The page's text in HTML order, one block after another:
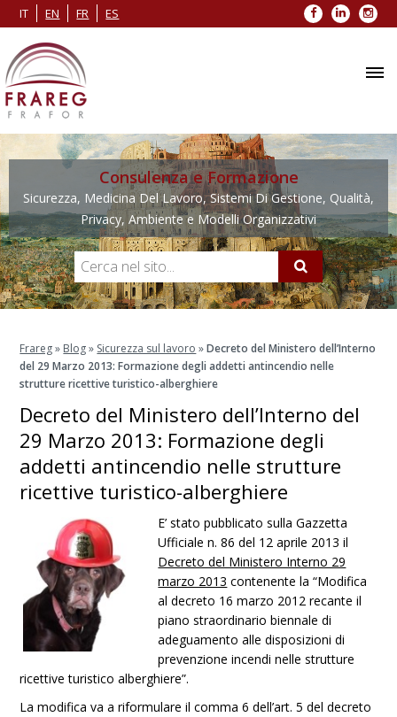
IT EN FR ES Facebook
LinkedIn
Consulenza e Formazione
Sicurezza, Medicina Del Lavoro, Sistemi Di Gestione, Qualità,
Privacy, Ambiente e Modelli Organizzativi
Frareg» Blog» Sicurezza sul lavoro »Decreto del Ministero dell’Interno
del 29 Marzo 2013: Formazione degli addetti antincendio nelle
strutture ricettive turistico-alberghiere
Decreto del Ministero dell’Interno del
29 Marzo 2013: Formazione degli
addetti antincendio nelle strutture
ricettive turistico-alberghiere
E’ stato pubblicato sulla Gazzetta
Ufficiale n. 86 del 12 aprile 2013 il
Decreto del Ministero Interno 29
marzo 2013 contenente la “Modifica
al decreto 16 marzo 2012 recante il
piano straordinario biennale di
adeguamento alle disposizioni di
prevenzione incendi nelle strutture
ricettive turistico alberghiere”.
La modifica va a riformulare il comma 6 dell’art. 5 del decreto